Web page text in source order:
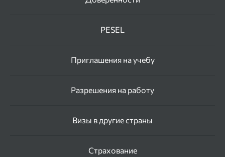
PESEL
Визы в другие страны
Приглашения на учебу
Страхование
Разрешения на работу